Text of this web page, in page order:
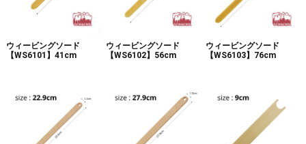
ウィービングソード
【WS6101】41cm
ウィービングソード
【WS6102】56cm
ウィービングソード
【WS6103】76cm